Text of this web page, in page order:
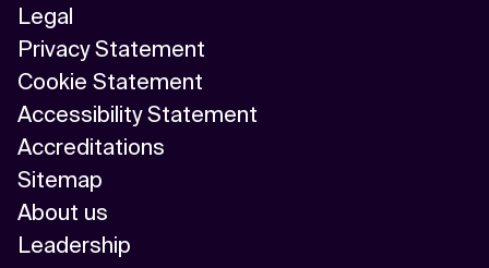
Legal
Privacy Statement
Cookie Statement
Accessibility Statement
Accreditations
Sitemap
About us
Leadership